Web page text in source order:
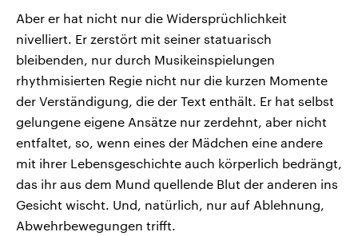
Aber er hat nicht nur die Widersprüchlichkeit
nivelliert. Er zerstört mit seiner statuarisch
bleibenden, nur durch Musikeinspielungen
rhythmisierten Regie nicht nur die kurzen Momente
der Verständigung, die der Text enthält. Er hat selbst
gelungene eigene Ansätze nur zerdehnt, aber nicht
entfaltet, so, wenn eines der Mädchen eine andere
mit ihrer Lebensgeschichte auch körperlich bedrängt,
das ihr aus dem Mund quellende Blut der anderen ins
Gesicht wischt. Und, natürlich, nur auf Ablehnung,
Abwehrbewegungen trifft.